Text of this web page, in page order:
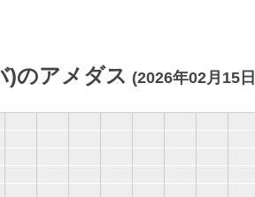
)のアメダス (2026年02月15